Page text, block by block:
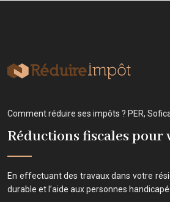
Comment réduire ses impôts ? PER,
Réductions fiscales pour
En effectuant des travaux dans votre
durable et l’aide aux personnes